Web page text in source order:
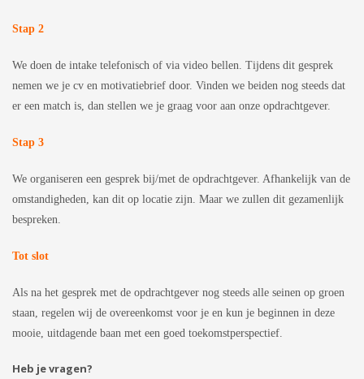
Stap 2
We doen de intake telefonisch of via video bellen. Tijdens dit gesprek
nemen we je cv en motivatiebrief door. Vinden we beiden nog steeds dat
er een match is, dan stellen we je graag voor aan onze opdrachtgever.
Stap 3
We organiseren een gesprek bij/met de opdrachtgever. Afhankelijk van de
omstandigheden, kan dit op locatie zijn. Maar we zullen dit gezamenlijk
bespreken.
Tot slot
Als na het gesprek met de opdrachtgever nog steeds alle seinen op groen
staan, regelen wij de overeenkomst voor je en kun je beginnen in deze
mooie, uitdagende baan met een goed toekomstperspectief.
Heb je vragen?